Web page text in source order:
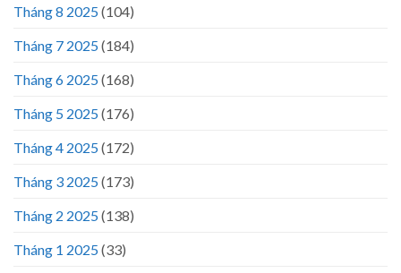
Tháng 8 2025(104)
Tháng 7 2025(184)
Tháng 6 2025(168)
Tháng 5 2025(176)
Tháng 4 2025(172)
Tháng 3 2025(173)
Tháng 2 2025(138)
Tháng 1 2025(33)